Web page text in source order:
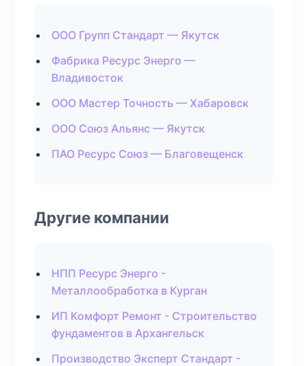
ООО Групп Стандарт — Якутск
Фабрика Ресурс Энерго —
Владивосток
ООО Мастер Точность — Хабаровск
ООО Союз Альянс — Якутск
ПАО Ресурс Союз — Благовещенск
Другие компании
НПП Ресурс Энерго -
Металлообработка в Курган
ИП Комфорт Ремонт - Строительство
фундаментов в Архангельск
Производство Эксперт Стандарт -